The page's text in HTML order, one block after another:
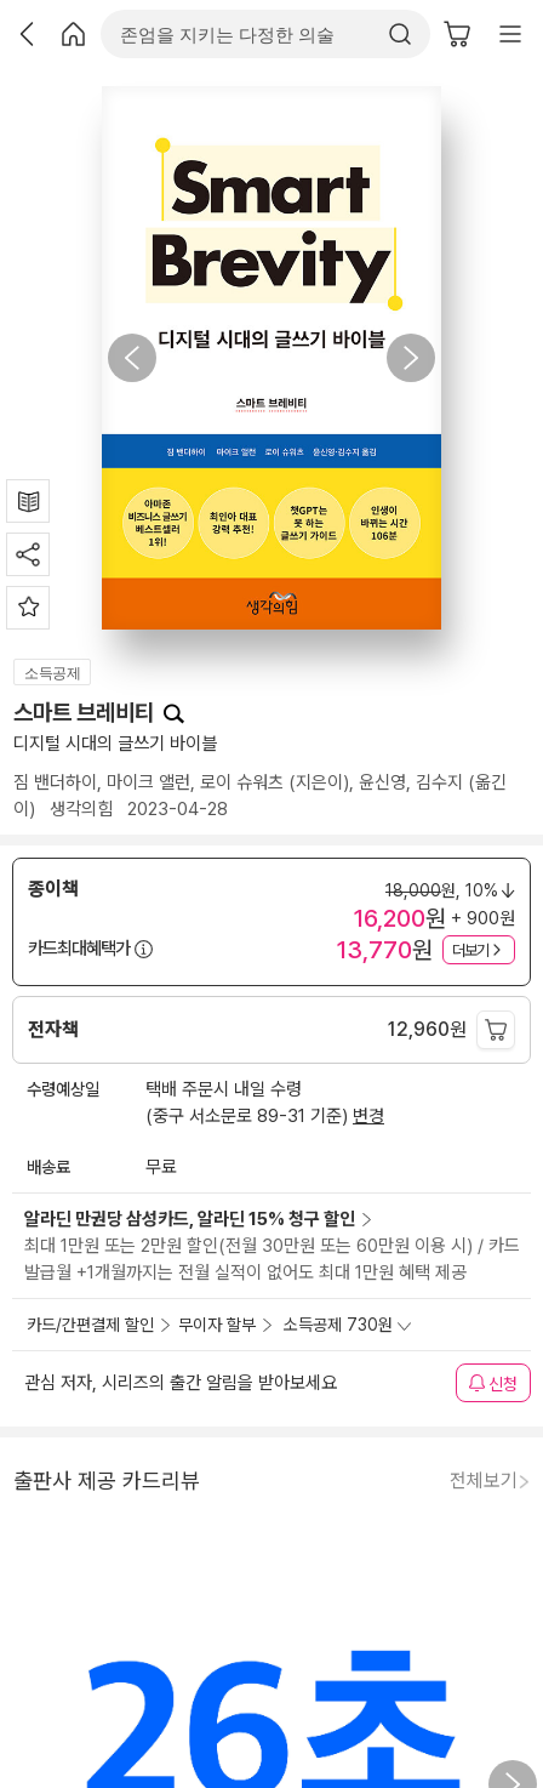
소득공제
스마트 브레비티
디지털 시대의 글쓰기 바이블
짐 밴더하이 , 마이크 앨런, 로이 슈워츠 (지은이), 윤신영, 김수지 (옮긴
이) 생각의힘 2023-04-28
종이책 18,000원, 10%
16,200원 + 900원
카드최대혜택가
13,770원 더보기
전자책 12,960원
수령예상일
택배 주문시 내일 수령
(중구 서소문로 89-31 기준) 변경
배송료 무료
알라딘 만권당 삼성카드, 알라딘 15% 청구 할인
최대 1만원 또는 2만원 할인(전월 30만원 또는 60만원 이용 시) / 카드
발급월 +1개월까지는 전월 실적이 없어도 최대 1만원 혜택 제공
카드/간편결제 할인 무이자 할부 소득공제 730원
관심 저자, 시리즈의 출간 알림을 받아보세요 신청
출판사 제공 카드리뷰 전체보기